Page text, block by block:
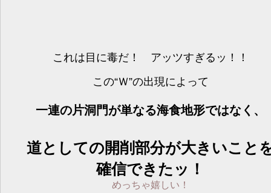
これは目に毒だ！ アッツすぎるッ！！
この“Ｗ”の出現によって
一連の片洞門が単なる海食地形ではなく、
道としての開削部分が大きいこと
確信できたッ！
めっちゃ嬉しい！